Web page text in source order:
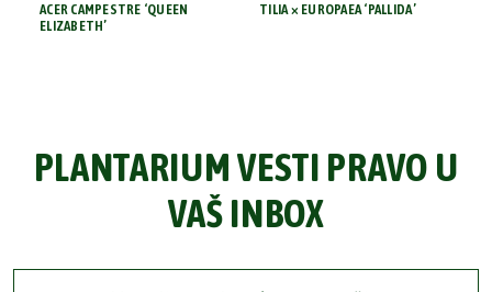
ACER CAMPESTRE ‘QUEEN
ELIZABETH’
TILIA × EUROPAEA ‘PALLIDA’
PLANTARIUM VESTI PRAVO U
VAŠ INBOX